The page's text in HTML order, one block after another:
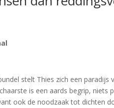
stelt Thies zich een
is een aards begrip,
ook de noodzaak tot dichten